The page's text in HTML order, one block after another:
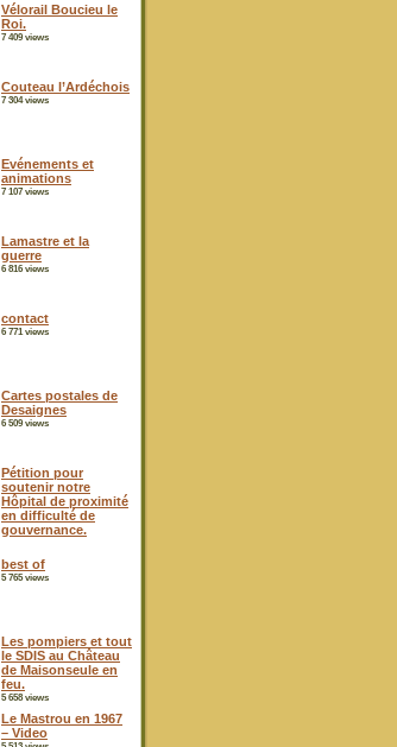
Vélorail Boucieu le
Roi.
7 409 views
Couteau l’Ardéchois
7 304 views
Evénements et
animations
7 107 views
Lamastre et la
guerre
6 816 views
contact
6 771 views
Cartes postales de
Desaignes
6 509 views
Pétition pour
soutenir notre
Hôpital de proximité
en difficulté de
gouvernance.
best of
5 765 views
Les pompiers et tout
le SDIS au Château
de Maisonseule en
feu.
5 658 views
Le Mastrou en 1967
– Video